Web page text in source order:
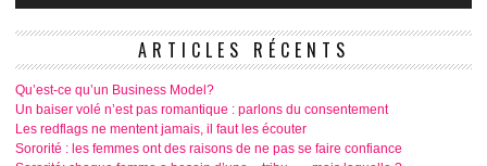
ARTICLES RÉCENTS
Qu’est-ce qu’un Business Model?
Un baiser volé n’est pas romantique : parlons du consentement
Les redflags ne mentent jamais, il faut les écouter
Sororité : les femmes ont des raisons de ne pas se faire confiance